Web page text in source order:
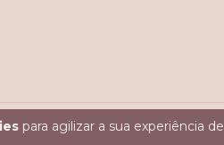
para agilizar a sua experiência de